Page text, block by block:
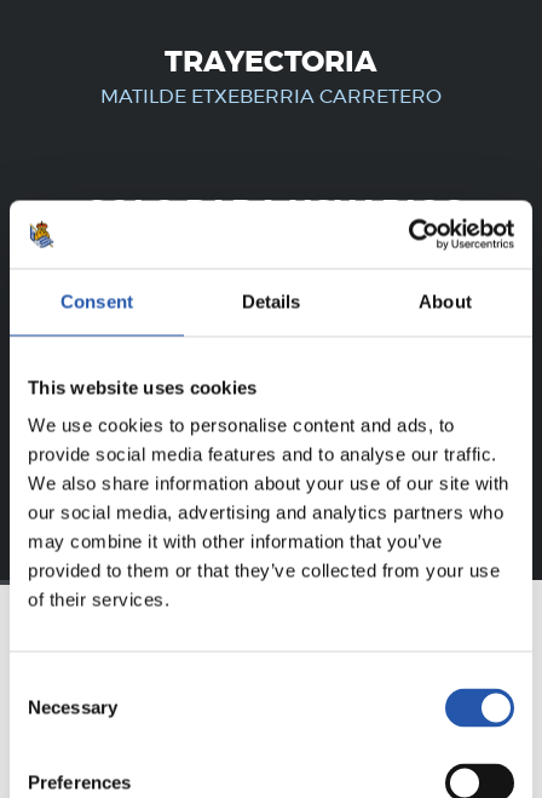
Consent Details About
This website uses cookies
We use cookies to personalise content and ads, to
provide social media features and to analyse our traffic.
We also share information about your use of our site with
our social media, advertising and analytics partners who
may combine it with other information that you’ve
provided to them or that they’ve collected from your use
of their services.
Selection
Necessary
Preferences
TRAYECTORIA
MATILDE ETXEBERRIA CARRETERO
¡SOLO PARA USUARIOS
Este contenido es solo para los usuarios registrados en
Regístrate haciendo clic en el
contenido exclusivo para ti.